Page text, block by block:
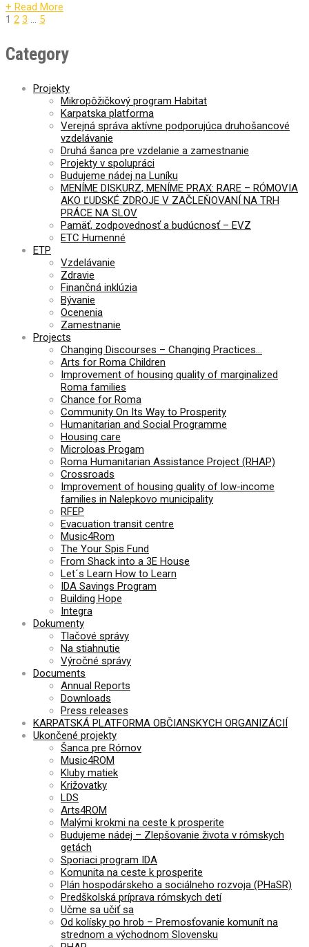
+ Read More
Navigácia
v
článkoch
1 2 3 … 5
Category
Projekty
Mikropôžičkový program Habitat
Karpatska platforma
Verejná správa aktívne podporujúca druhošancové
vzdelávanie
Druhá šanca pre vzdelanie a zamestnanie
Projekty v spolupráci
Budujeme nádej na Luníku
MENÍME DISKURZ, MENÍME PRAX: RARE – RÓMOVIA
AKO ĽUDSKÉ ZDROJE V ZAČLEŇOVANÍ NA TRH
PRÁCE NA SLOV
Pamäť, zodpovednosť a budúcnosť – EVZ
ETC Humenné
ETP
Vzdelávanie
Zdravie
Finančná inklúzia
Bývanie
Ocenenia
Zamestnanie
Projects
Changing Discourses – Changing Practices…
Arts for Roma Children
Improvement of housing quality of marginalized
Roma families
Chance for Roma
Community On Its Way to Prosperity
Humanitarian and Social Programme
Housing care
Microloas Progam
Roma Humanitarian Assistance Project (RHAP)
Crossroads
Improvement of housing quality of low-income
families in Nalepkovo municipality
RFEP
Evacuation transit centre
Music4Rom
The Your Spis Fund
From Shack into a 3E House
Let´s Learn How to Learn
IDA Savings Program
Building Hope
Integra
Dokumenty
Tlačové správy
Na stiahnutie
Výročné správy
Documents
Annual Reports
Downloads
Press releases
KARPATSKÁ PLATFORMA OBČIANSKYCH ORGANIZÁCIÍ
Ukončené projekty
Šanca pre Rómov
Music4ROM
Kluby matiek
Križovatky
LDS
Arts4ROM
Malými krokmi na ceste k prosperite
Budujeme nádej – Zlepšovanie života v rómskych
getách
Sporiaci program IDA
Komunita na ceste k prosperite
Plán hospodárskeho a sociálneho rozvoja (PHaSR)
Predškolská príprava rómskych detí
Učme sa učiť sa
Od kolísky po hrob – Premosťovanie komunít na
strednom a východnom Slovensku